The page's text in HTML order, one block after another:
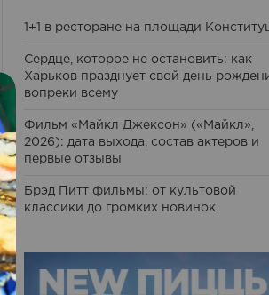
1+1 в ресторане на площади
Сердце, которое не остановить: как
Харьков празднует свой день
вопреки всему
Фильм «Майкл Джексон» («Майкл»,
2026): дата выхода, состав актеров и
первые отзывы
Брэд Питт фильмы: от культовой
классики до громких новинок